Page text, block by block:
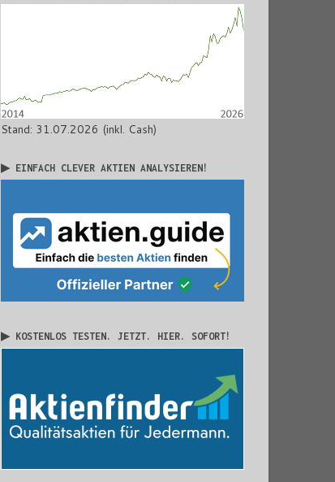
Stand: 31.07.2026 (inkl. Cash)
▶ EINFACH CLEVER AKTIEN ANALYSIEREN!
▶ KOSTENLOS TESTEN. JETZT. HIER. SOFORT!